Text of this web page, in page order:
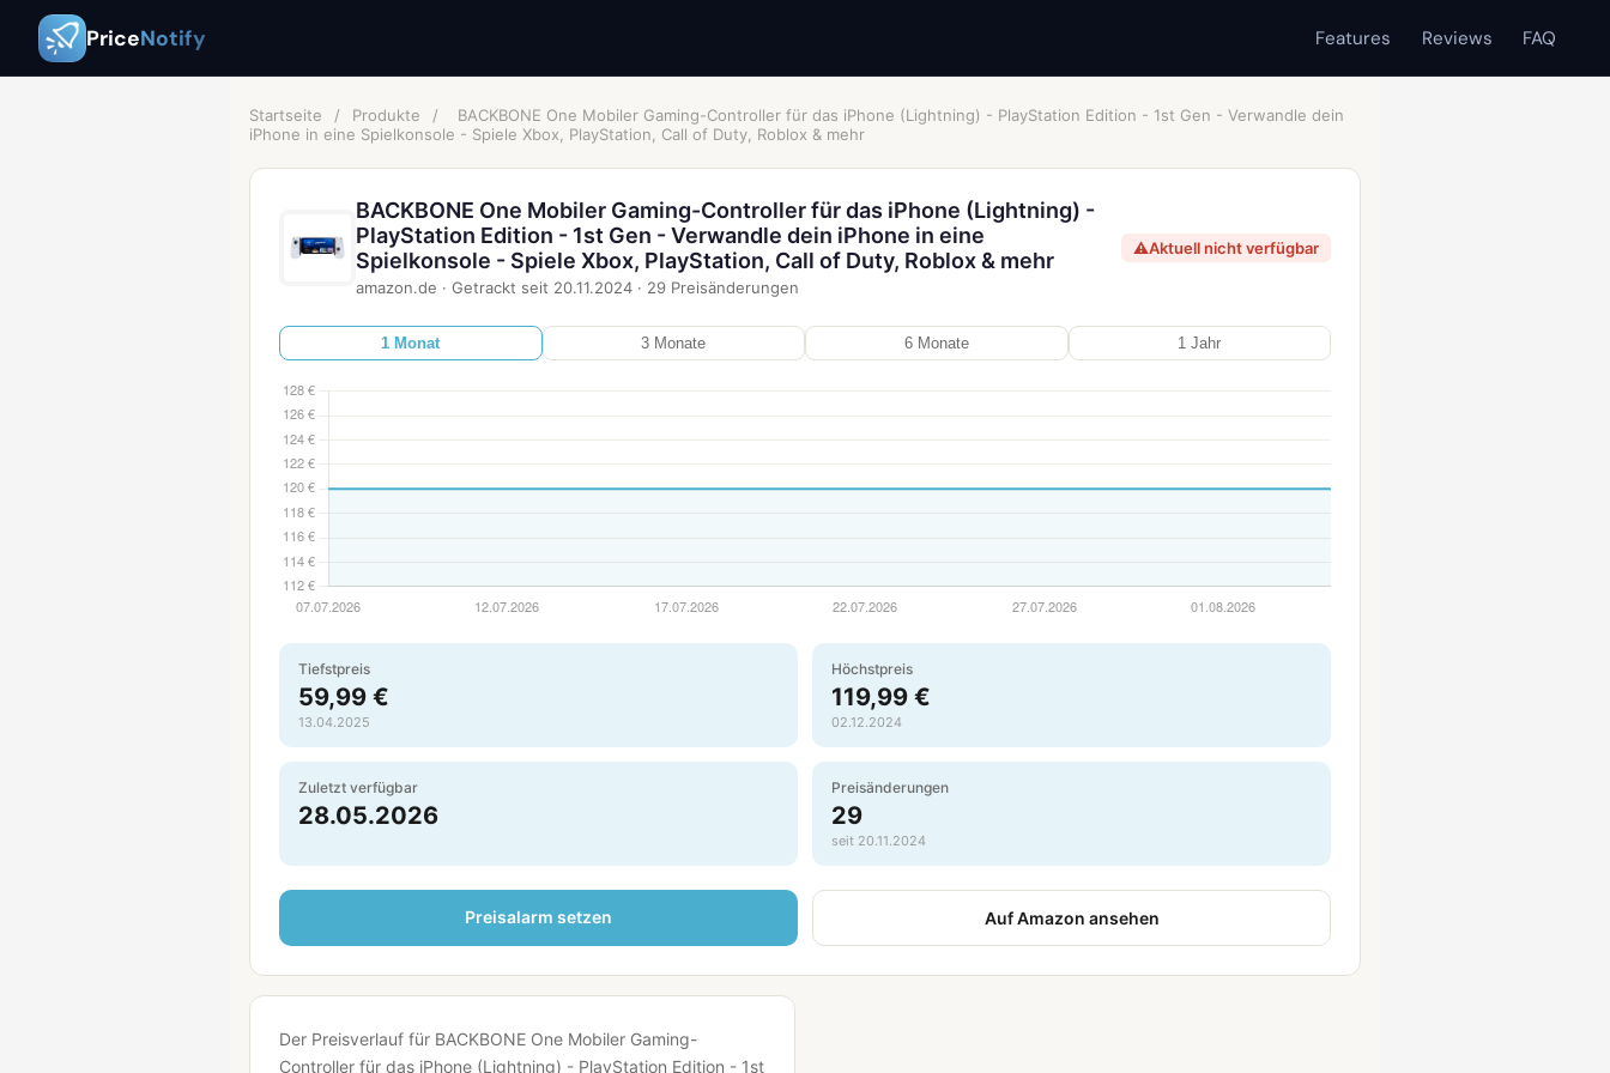
PriceNotify Features Reviews FAQ
Startseite / Produkte /
BACKBONE One Mobiler Gaming-Controller für das iPhone (Lightning) - PlayStation Edition - 1st Gen - Verwandle dein
iPhone in eine Spielkonsole - Spiele Xbox, PlayStation, Call of Duty, Roblox & mehr
BACKBONE One Mobiler Gaming-Controller für das iPhone (Lightning) -
PlayStation Edition - 1st Gen - Verwandle dein iPhone in eine
Spielkonsole - Spiele Xbox, PlayStation, Call of Duty, Roblox & mehr
amazon.de · Getrackt seit 20.11.2024 · 29 Preisänderungen
⚠Aktuell nicht verfügbar
1 Monat 3 Monate 6 Monate 1 Jahr
Tiefstpreis
59,99 €
13.04.2025
Höchstpreis
119,99 €
02.12.2024
Zuletzt verfügbar
28.05.2026
Preisänderungen
29
seit 20.11.2024
Preisalarm setzen Auf Amazon ansehen
Der Preisverlauf für BACKBONE One Mobiler Gaming-
Controller für das iPhone (Lightning) - PlayStation Edition - 1st